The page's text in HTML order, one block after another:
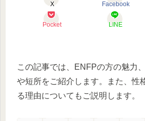
X Facebook
Pocket LINE
この記事では、ENFPの方の魅力
や短所をご紹介します。また、性
る理由についてもご説明します。